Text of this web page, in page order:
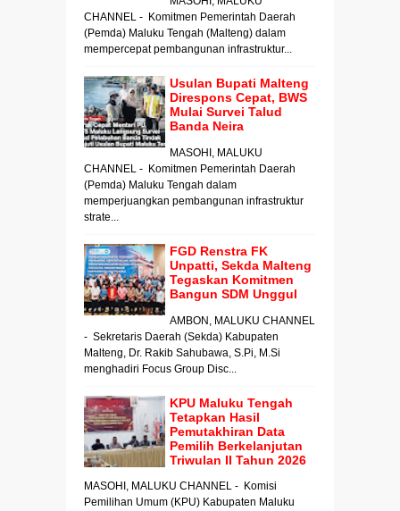
CHANNEL - Komitmen Pemerintah Daerah
(Pemda) Maluku Tengah (Malteng) dalam
mempercepat pembangunan infrastruktur...
Usulan Bupati Malteng
Direspons Cepat, BWS
Mulai Survei Talud
Banda Neira
MASOHI, MALUKU
CHANNEL - Komitmen Pemerintah Daerah
(Pemda) Maluku Tengah dalam
memperjuangkan pembangunan infrastruktur
strate...
FGD Renstra FK
Unpatti, Sekda Malteng
Tegaskan Komitmen
Bangun SDM Unggul
AMBON, MALUKU CHANNEL
- Sekretaris Daerah (Sekda) Kabupaten
Malteng, Dr. Rakib Sahubawa, S.Pi, M.Si
menghadiri Focus Group Disc...
KPU Maluku Tengah
Tetapkan Hasil
Pemutakhiran Data
Pemilih Berkelanjutan
Triwulan II Tahun 2026
MASOHI, MALUKU CHANNEL - Komisi
Pemilihan Umum (KPU) Kabupaten Maluku